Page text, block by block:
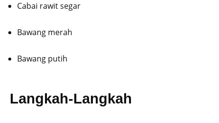
Cabai rawit segar
Bawang merah
Bawang putih
Langkah-Langkah